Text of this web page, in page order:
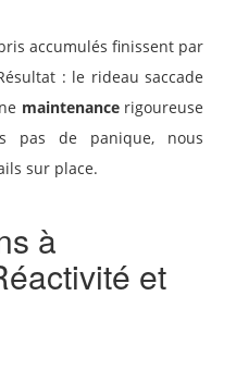
accumulés finissent par
: le rideau saccade
maintenancerigoureuse
pas de panique, nous
sur place.
à
et